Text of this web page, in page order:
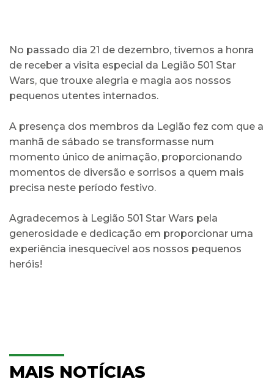
No passado dia 21 de dezembro, tivemos a honra
de receber a visita especial da Legião 501 Star
Wars, que trouxe alegria e magia aos nossos
pequenos utentes internados.
A presença dos membros da Legião fez com que a
manhã de sábado se transformasse num
momento único de animação, proporcionando
momentos de diversão e sorrisos a quem mais
precisa neste período festivo.
Agradecemos à Legião 501 Star Wars pela
generosidade e dedicação em proporcionar uma
experiência inesquecível aos nossos pequenos
heróis!
MAIS NOTÍCIAS